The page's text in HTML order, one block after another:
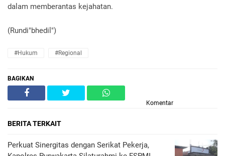
dalam memberantas kejahatan.
(Rundi"bhedil")
#Hukum #Regional
BAGIKAN
Komentar
BERITA TERKAIT
Perkuat Sinergitas dengan Serikat Pekerja,